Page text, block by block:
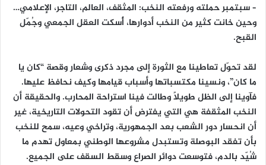
– سبتمبر حملته ورفعته النخب: المثقف، العالم، التاجر، الإعلامي…
وحين خانت كثير من النخب أدوارها، أُسكت العقل الجمعي وجُمّل
القبح.
لقد تحوّل تعاطينا مع الثورة إلى مجرد ذكرى وشعار وقصة “كان يا
ما كان”، ونسينا مكتسباتها وأسباب قيامها وكيف نحافظ عليها.
فآوينا إلى الظل طويلًا وطالت فينا استراحة المحارب. والحقيقة أن
النخب المثقفة هي التي يفترض أن تقود التحولات التاريخية، غير
أن انحسار دور الشعب بعد الجمهورية، وتراخي وعيه، سمح للنخب
بأن تفقد البوصلة وتستبدل مشروعها الوطني بمعاول تهدم ما
شُيّد بالدم، فتوسعت دوائر الصراع وسقط السقف على الجميع.